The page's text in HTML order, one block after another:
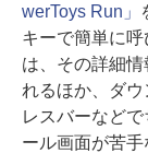
werToys Run」
キーで簡単に
は、その詳細
れるほか、ダ
レスバーなど
ール画面が苦